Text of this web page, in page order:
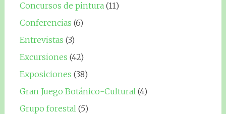
Concursos de pintura(11)
Conferencias (6)
Entrevistas (3)
Excursiones (42)
Exposiciones (38)
Gran Juego Botánico-Cultural(4)
Grupo forestal(5)